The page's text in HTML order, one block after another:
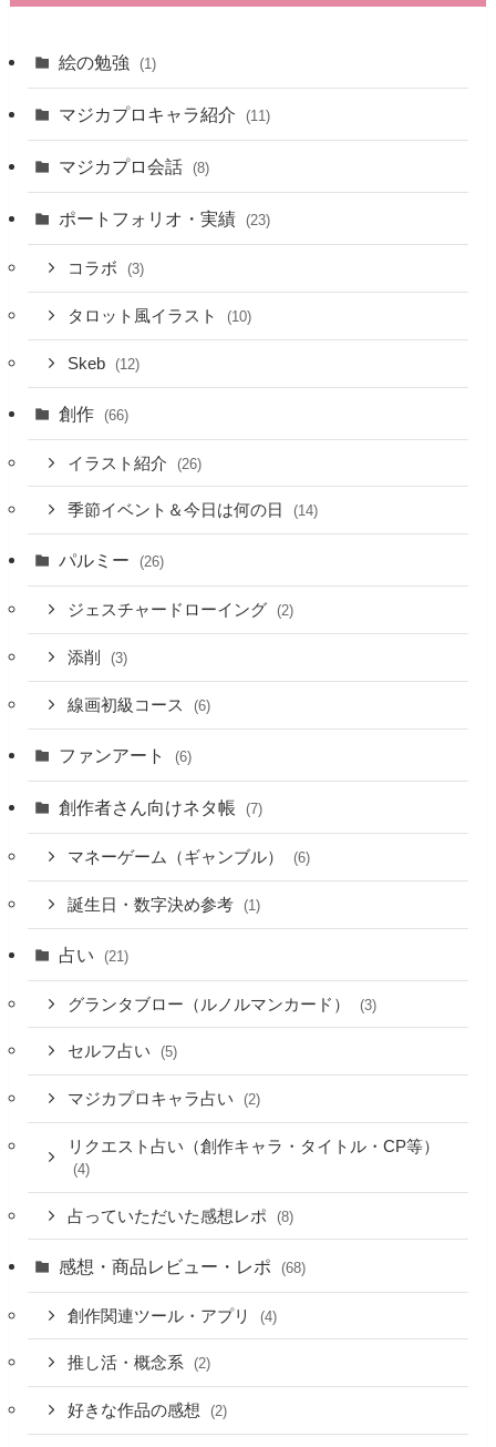
絵の勉強 (1)
マジカプロキャラ紹介 (11)
マジカプロ会話 (8)
ポートフォリオ・実績 (23)
コラボ (3)
タロット風イラスト (10)
Skeb (12)
創作 (66)
イラスト紹介 (26)
季節イベント＆今日は何の日 (14)
パルミー (26)
ジェスチャードローイング (2)
添削 (3)
線画初級コース (6)
ファンアート (6)
創作者さん向けネタ帳 (7)
マネーゲーム（ギャンブル） (6)
誕生日・数字決め参考 (1)
占い (21)
グランタブロー（ルノルマンカード） (3)
セルフ占い (5)
マジカプロキャラ占い (2)
リクエスト占い（創作キャラ・タイトル・CP等）
(4)
占っていただいた感想レポ (8)
感想・商品レビュー・レポ (68)
創作関連ツール・アプリ (4)
推し活・概念系 (2)
好きな作品の感想 (2)